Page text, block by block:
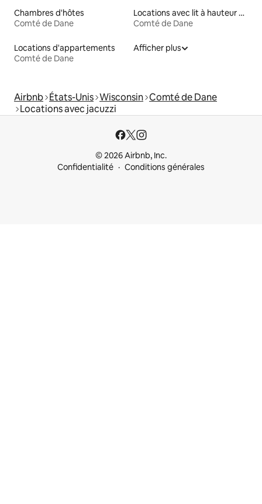
Chambres d'hôtes
Comté de Dane
Locations avec lit à hauteur adaptée
Comté de Dane
Locations d'appartements
Comté de Dane
Afficher plus
Airbnb États-Unis Wisconsin Comté de Dane
Locations avec jacuzzi
© 2026 Airbnb, Inc.
Confidentialité
Conditions générales